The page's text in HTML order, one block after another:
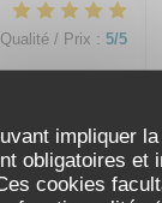
impliquer
obligatoires et
cookies
Qualité / Prix : 5/5
de